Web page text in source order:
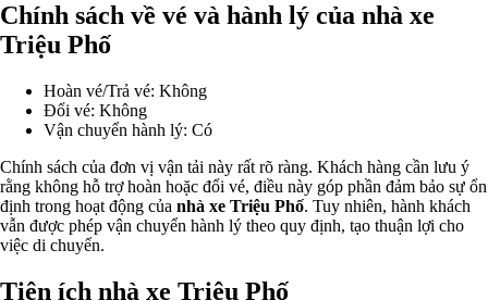
Chính sách về vé và hành lý của nhà xe
Triệu Phố
Hoàn vé/Trả vé: Không
Đổi vé: Không
Vận chuyển hành lý: Có
Chính sách của đơn vị vận tải này rất rõ ràng. Khách hàng cần lưu ý
rằng không hỗ trợ hoàn hoặc đổi vé, điều này góp phần đảm bảo sự ổn
định trong hoạt động của nhà xe Triệu Phố. Tuy nhiên, hành khách
vẫn được phép vận chuyển hành lý theo quy định, tạo thuận lợi cho
việc di chuyển.
Tiện ích nhà xe Triệu Phố